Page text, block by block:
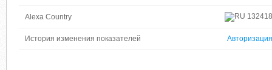
Alexa Country 132418
История изменения показателей Авторизация